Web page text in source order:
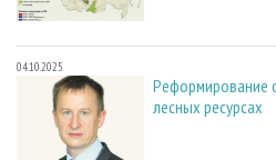
04.10.2025
Реформирование
лесных ресурсах